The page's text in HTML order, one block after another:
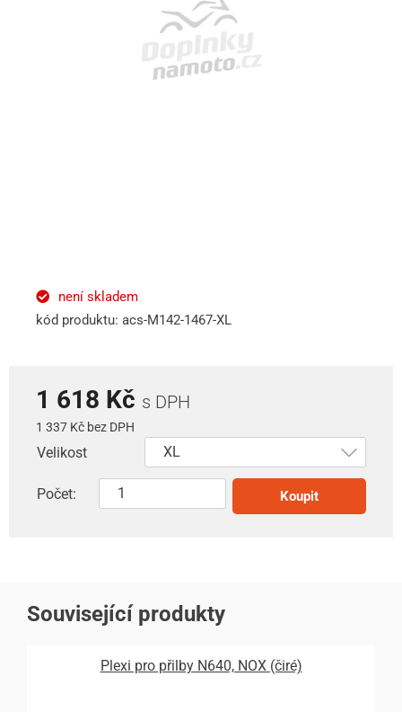
není skladem
kód produktu: acs-M142-1467-XL
1 618 Kč s DPH
1 337 Kč bez DPH
Velikost
Počet: Koupit
Související produkty
Plexi pro přilby N640, NOX (čiré)